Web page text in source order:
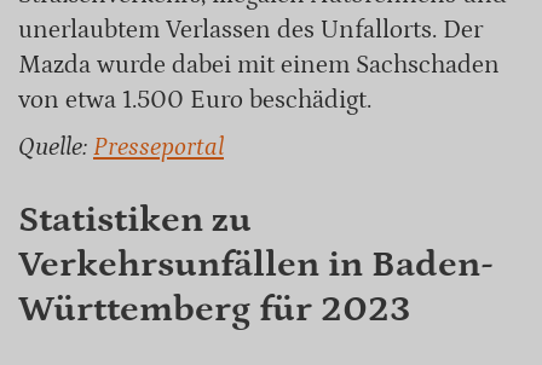
unerlaubtem Verlassen des Unfallorts. Der
Mazda wurde dabei mit einem Sachschaden
von etwa 1.500 Euro beschädigt.
Quelle: Presseportal
Statistiken zu
Verkehrsunfällen in Baden-
Württemberg für 2023